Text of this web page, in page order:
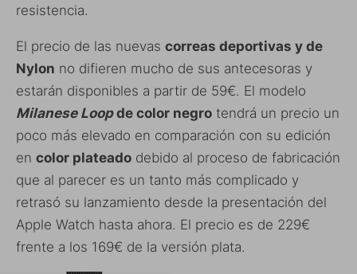
resistencia.
El precio de las nuevas correas deportivas y de
Nylon no difieren mucho de sus antecesoras y
estarán disponibles a partir de 59€. El modelo
Milanese Loopde color negro tendrá un precio un
poco más elevado en comparación con su edición
en color plateado debido al proceso de fabricación
que al parecer es un tanto más complicado y
retrasó su lanzamiento desde la presentación del
Apple Watch hasta ahora. El precio es de 229€
frente a los 169€ de la versión plata.